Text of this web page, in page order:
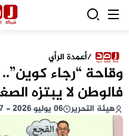
/أعمدة الرأي
وقاحة “رجاء
فالوطن لا يبتزه
هيئة التحرير 06 يوليو 2026 - 22:17